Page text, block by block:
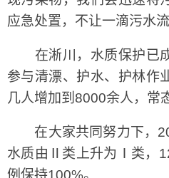
应急处置，不让一滴污水
在淅川，水质保护已
参与清漂、护水、护林作
几人增加到8000余人，常
在大家共同努力下，
水质由Ⅱ类上升为Ⅰ类，
例保持100%。